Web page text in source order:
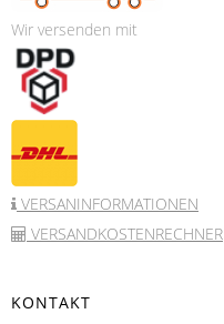
Wir versenden mit
VERSANINFORMATIONEN
VERSANDKOSTENRECHNER
KONTAKT